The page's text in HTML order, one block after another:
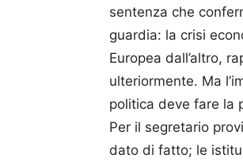
sentenza che
guardia: la crisi
Europea dall’altro,
ulteriormente. Ma
politica deve fare la
Per il segretario
dato di fatto; le